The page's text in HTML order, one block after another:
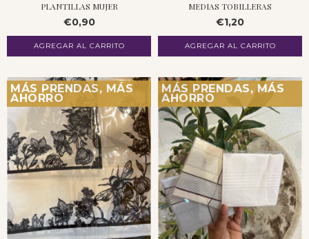
PLANTILLAS MUJER
€0,90
MEDIAS TOBILLERAS
€1,20
MÁS PRENDAS, MÁS
AHORRO
MÁS PRENDAS, MÁS
AHORRO